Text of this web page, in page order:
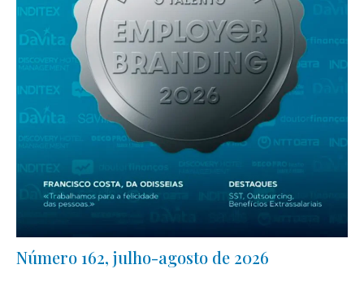
Número 162, julho-agosto de 2026